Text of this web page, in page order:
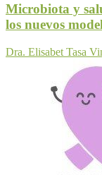
Microbiota y
los nuevos
Dra. Elisabet Tasa